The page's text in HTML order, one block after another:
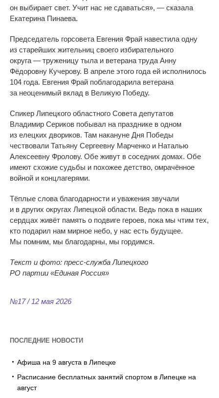
он выбирает свет. Учит нас не сдаваться», — сказала
Екатерина Пинаева.
Председатель горсовета Евгения Фрай навестила одну
из старейших жительниц своего избирательного
округа — труженицу тыла и ветерана труда Анну
Фёдоровну Кучерову. В апреле этого года ей исполнилось
104 года. Евгения Фрай поблагодарила ветерана
за неоценимый вклад в Великую Победу.
Спикер Липецкого областного Совета депутатов
Владимир Сериков побывал на празднике в одном
из елецких двориков. Там накануне Дня Победы
чествовали Татьяну Сергеевну Марченко и Наталью
Алексеевну Фролову. Обе живут в соседних домах. Обе
имеют схожие судьбы и похожее детство, омрачённое
войной и концлагерями.
Тёплые слова благодарности и уважения звучали
и в других округах Липецкой области. Ведь пока в наших
сердцах живёт память о подвиге героев, пока мы чтим тех,
кто подарил нам мирное небо, у нас есть будущее.
Мы помним, мы благодарны, мы гордимся.
Текст и фото: пресс-служба Липецкого
РО партии «Единая Россия»
№17 / 12 мая 2026
ПОСЛЕДНИЕ НОВОСТИ
Афиша на 9 августа в Липецке
Расписание бесплатных занятий спортом в Липецке на
август